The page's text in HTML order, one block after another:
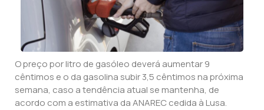
O preço por litro de gasóleo deverá aumentar 9
cêntimos e o da gasolina subir 3,5 cêntimos na próxima
semana, caso a tendência atual se mantenha, de
acordo com a estimativa da ANAREC cedida à Lusa.